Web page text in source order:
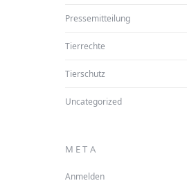
Pressemitteilung
Tierrechte
Tierschutz
Uncategorized
META
Anmelden